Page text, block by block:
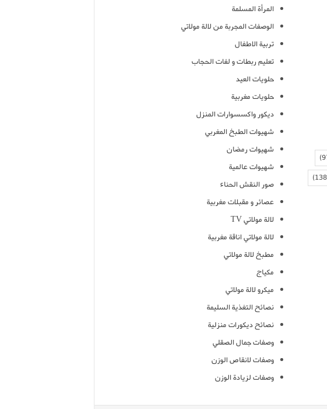
المرأة المسلمة
الوصفات المجربة من لالة مولاتي
تربية الاطفال
تعليم ربطات و لفات الحجاب
حلويات العيد
حلويات مغربية
ديكور واكسسوارات المنزل
شهيوات الطبخ المغربي
شهيوات رمضان
شهيوات عالمية
صور النقش الحناء
عصائر و مقبلات مغربية
لالة مولاتي TV
لالة مولاتي اناقة مغربية
مطبخ لالة مولاتي
مكياج
ميكرو لالة مولاتي
نصائح التغذية السليمة
نصائح ديكورات منزلية
وصفات جمال الصقلي
وصفات لانقاص الوزن
وصفات لزيادة الوزن